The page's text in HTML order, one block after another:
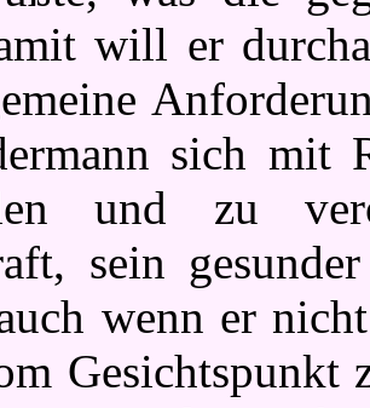
will er
sich mit
und zu
sein
wenn er
Gesichtspunkt